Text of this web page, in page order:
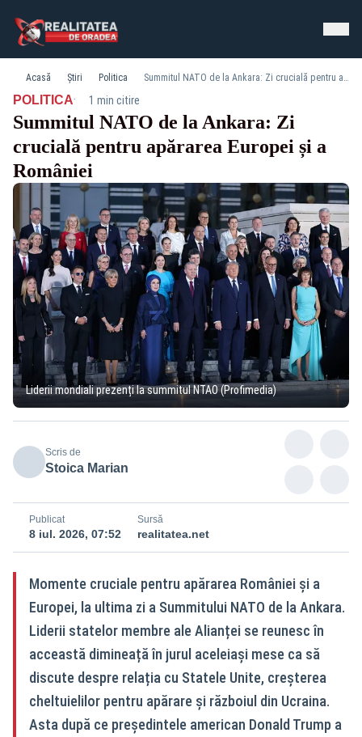
Acasă Știri Politica Summitul NATO de la Ankara: Zi crucială pentru apărarea Europei și a României
POLITICA· 1 min citire
Summitul NATO de la Ankara: Zi
crucială pentru apărarea Europei și a
României
Liderii mondiali prezenți la summitul NTAO (Profimedia)
Scris de
Stoica Marian
Publicat
8 iul. 2026, 07:52
Sursă
realitatea.net
Momente cruciale pentru apărarea României și a
Europei, la ultima zi a Summitului NATO de la Ankara.
Liderii statelor membre ale Alianței se reunesc în
acceastă dimineață în jurul aceleiași mese ca să
discute despre relația cu Statele Unite, creșterea
cheltuielilor pentru apărare și războiul din Ucraina.
Asta după ce președintele american Donald Trump a